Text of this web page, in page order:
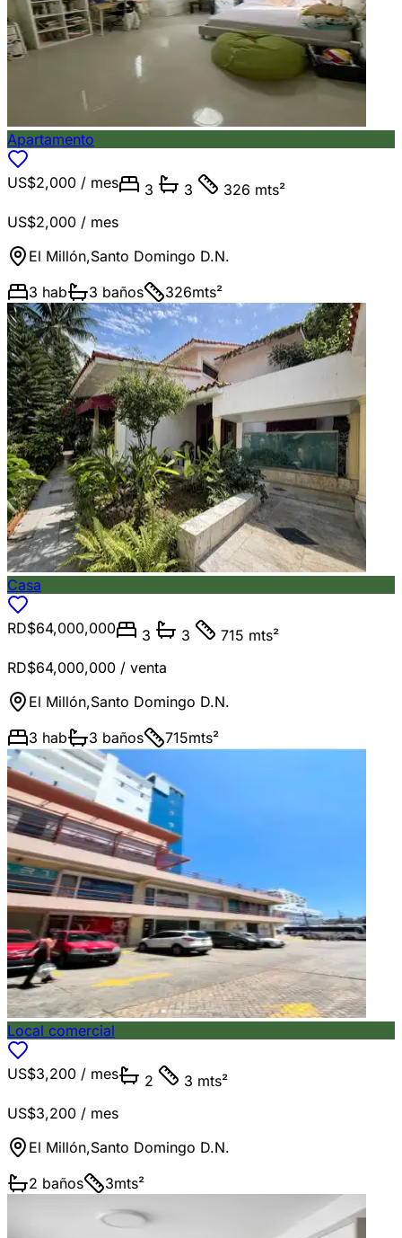
Apartamento
US$2,000 / mes 3 3
326 mts²
US$2,000 / mes
El Millón,Santo Domingo D.N.
3 hab 3 baños 326mts²
Casa
RD$64,000,000 3 3
715 mts²
RD$64,000,000 / venta
El Millón,Santo Domingo D.N.
3 hab 3 baños 715mts²
Local comercial
US$3,200 / mes 2
3 mts²
US$3,200 / mes
El Millón,Santo Domingo D.N.
2 baños 3mts²